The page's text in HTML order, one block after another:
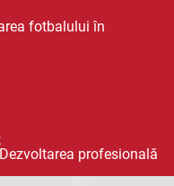
fotbalului în
profesională